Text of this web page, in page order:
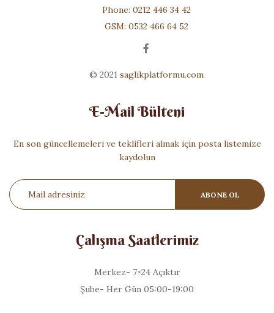
Phone: 0212 446 34 42
GSM: 0532 466 64 52
© 2021 saglikplatformu.com
E-Mail Bülteni
En son güncellemeleri ve teklifleri almak için posta listemize
kaydolun
Çalışma Saatlerimiz
Merkez- 7×24 Açıktır
Şube- Her Gün 05:00-19:00